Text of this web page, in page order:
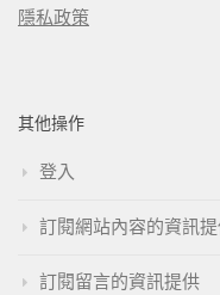
隱私政策
其他操作
登入
訂閱網站內容的資訊
訂閱留言的資訊提供